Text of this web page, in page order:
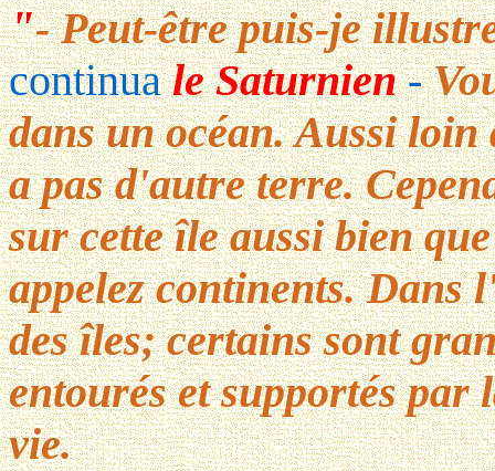
"- Peut-être puis-je
continuale Saturnien-
dans un océan. Aussi
a pas d'autre terre.
sur cette île aussi bien
appelez continents. Dans
des îles; certains sont
entourés et supportés
vie.